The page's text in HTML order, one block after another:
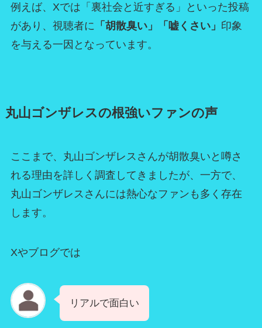
例えば、Xでは「裏社会と近すぎる」といった投稿
があり、視聴者に 「胡散臭い」「嘘くさい」 印象
を与える一因となっています。
丸山ゴンザレスの根強いファンの声
ここまで、丸山ゴンザレスさんが胡散臭いと噂さ
れる理由を詳しく調査してきましたが、一方で、
丸山ゴンザレスさんには熱心なファンも多く存在
します。
Xやブログでは
リアルで面白い